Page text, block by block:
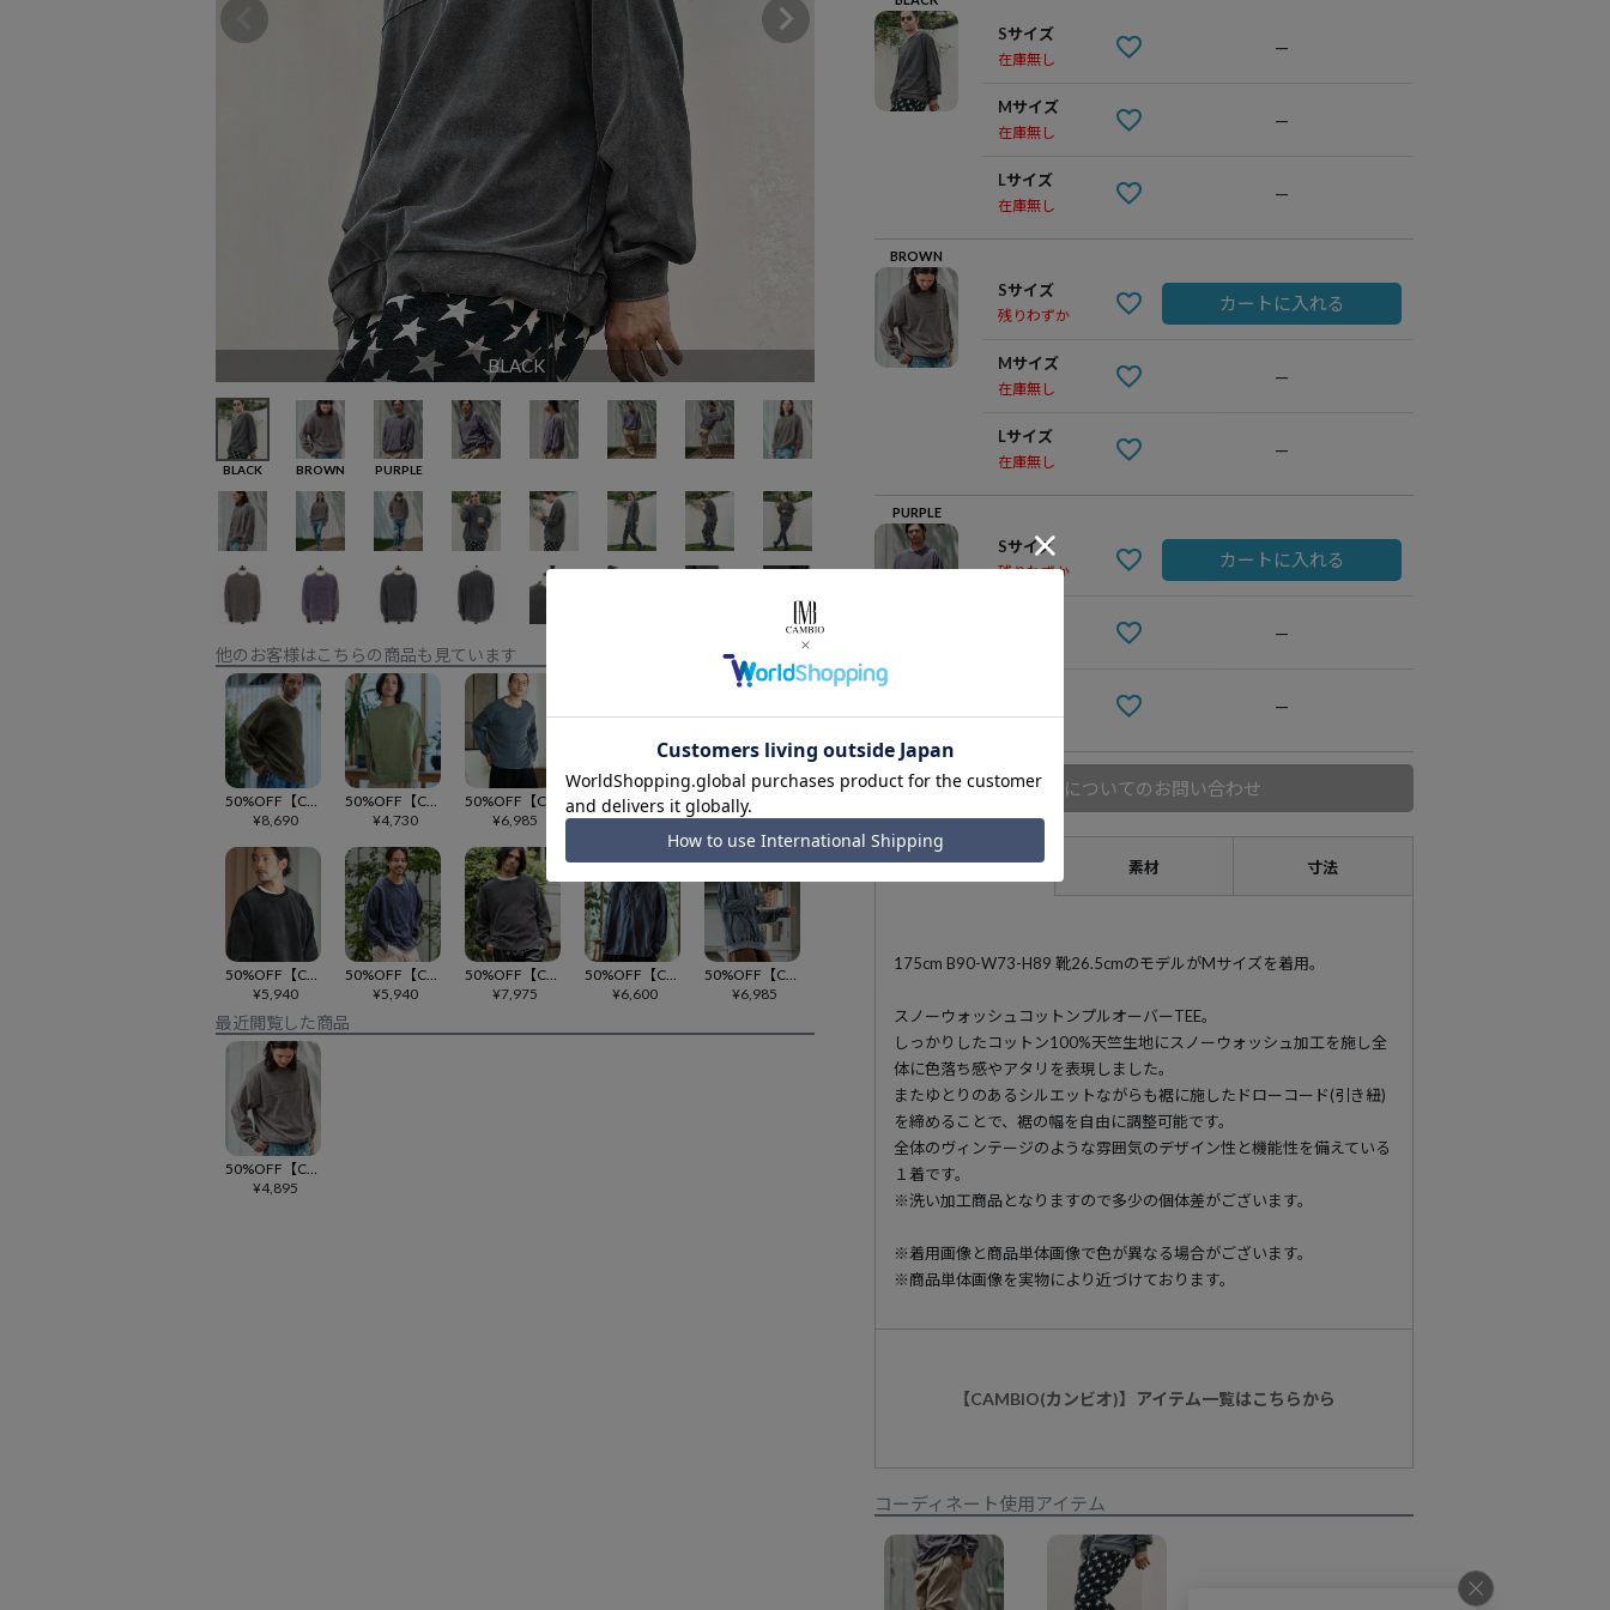
BLACK BROWN
BLACK BROWN PURPLE
他のお客様はこちらの商品も見ています
¥8,690
¥4,730
¥6,985
60%OFF【CAMBIO(カンビオ)】Chemical Wash Waffle Knit Cardigan ニットカーディガン(MIU-242-027)
¥6,952
¥6,985
¥5,940
¥5,940
¥7,975
¥6,600
¥6,985
最近閲覧した商品
¥4,895
Sサイズ
在庫無し
—
Mサイズ
在庫無し
—
Lサイズ
在庫無し
—
BROWN
Sサイズ
残りわずか
カートに入れる
Mサイズ
在庫無し
—
Lサイズ
在庫無し
—
PURPLE
Sサイズ
残りわずか
カートに入れる
—
在庫無し
—
商品についてのお問い合わせ
アイテム説明 素材 寸法
175cm B90-W73-H89 靴26.5cmのモデルがMサイズを着用。
スノーウォッシュコットンプルオーバーTEE。
しっかりしたコットン100%天竺生地にスノーウォッシュ加工を施し全
体に色落ち感やアタリを表現しました。
またゆとりのあるシルエットながらも裾に施したドローコード(引き紐)
を締めることで、裾の幅を自由に調整可能です。
全体のヴィンテージのような雰囲気のデザイン性と機能性を備えている
１着です。
※洗い加工商品となりますので多少の個体差がございます。
※着用画像と商品単体画像で色が異なる場合がございます。
※商品単体画像を実物により近づけております。
【CAMBIO(カンビオ)】アイテム一覧はこちらから
コーディネート使用アイテム